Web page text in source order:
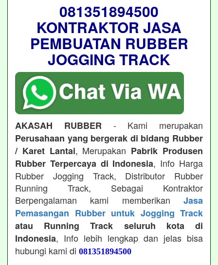
081351894500
KONTRAKTOR JASA
PEMBUATAN RUBBER
JOGGING TRACK
AKASAH RUBBER - Kami merupakan
Perusahaan yang bergerak di bidang Rubber
/ Karet Lantai, Merupakan Pabrik Produsen
Rubber Terpercaya di Indonesia, Info Harga
Rubber Jogging Track, Distributor Rubber
Running Track, Sebagai Kontraktor
Berpengalaman kami memberikan Jasa
Pemasangan Rubber untuk Jogging Track
atau Running Track seluruh kota di
Indonesia, Info lebih lengkap dan jelas bisa
hubungi kami di 081351894500